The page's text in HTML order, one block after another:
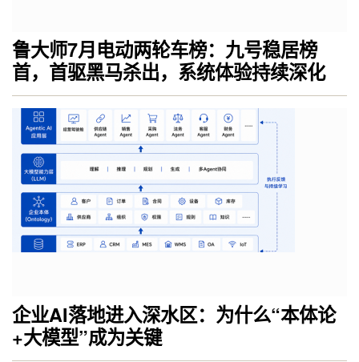
鲁大师7月电动两轮车榜：九号稳居榜
首，首驱黑马杀出，系统体验持续深化
企业AI落地进入深水区：为什么“本体论
+大模型”成为关键